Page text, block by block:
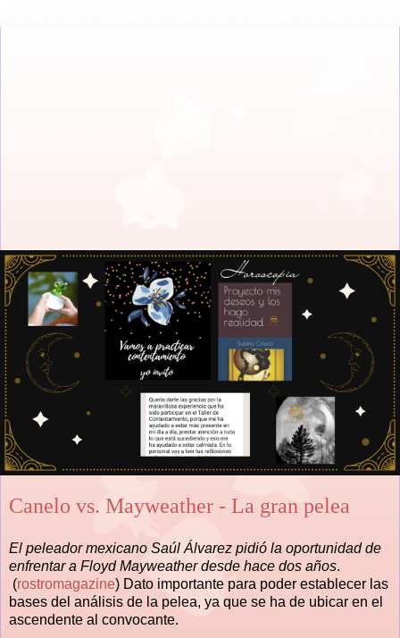
Canelo vs. Mayweather - La gran pelea
El peleador mexicano Saúl Álvarez pidió la oportunidad de
enfrentar a Floyd Mayweather desde hace dos años.
(rostromagazine) Dato importante para poder establecer las
bases del análisis de la pelea, ya que se ha de ubicar en el
ascendente al convocante.